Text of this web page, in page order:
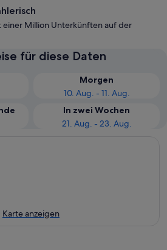
einer Million Unterkünften auf der
für diese Daten
Morgen
10. Aug. - 11. Aug.
In zwei Wochen
21. Aug. - 23. Aug.
Karte anzeigen